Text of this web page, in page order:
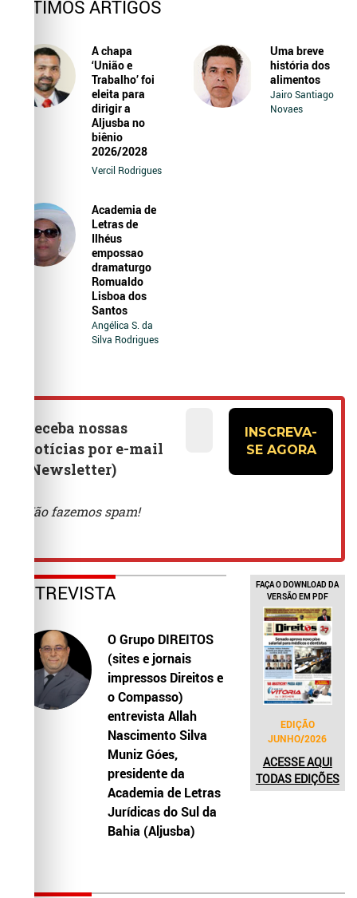
ÚLTIMOS ARTIGOS
A chapa
‘União e
Trabalho’ foi
eleita para
dirigir a
Aljusba no
biênio
2026/2028
Vercil Rodrigues
Uma breve
história dos
alimentos
Jairo Santiago
Novaes
Academia de
Letras de
Ilhéus
empossao
dramaturgo
Romualdo
Lisboa dos
Santos
Angélica S. da
Silva Rodrigues
ENTREVISTA
O Grupo DIREITOS
(sites e jornais
impressos Direitos e
o Compasso)
entrevista Allah
Nascimento Silva
Muniz Góes,
presidente da
Academia de Letras
Jurídicas do Sul da
Bahia (Aljusba)
FAÇA O DOWNLOAD DA
VERSÃO EM PDF
EDIÇÃO
JUNHO/2026
ACESSE AQUI
TODAS EDIÇÕES